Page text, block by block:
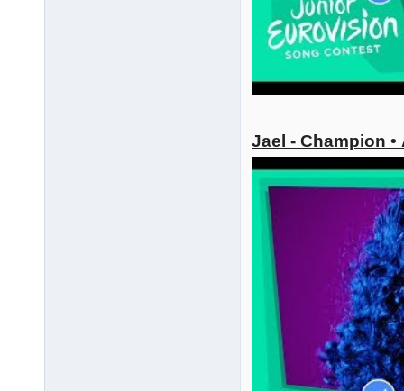
Jael - Champion